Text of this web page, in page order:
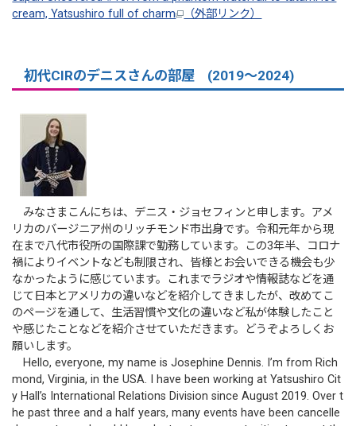
cream, Yatsushiro full of charm
（外部リンク）
初代CIRのデニスさんの部屋 (2019～2024)
みなさまこんにちは、デニス・ジョセフィンと申します。アメ
リカのバージニア州のリッチモンド市出身です。令和元年から現
在まで八代市役所の国際課で勤務しています。この3年半、コロナ
禍によりイベントなども制限され、皆様とお会いできる機会も少
なかったように感じています。これまでラジオや情報誌などを通
じて日本とアメリカの違いなどを紹介してきましたが、改めてこ
のページを通して、生活習慣や文化の違いなど私が体験したこと
や感じたことなどを紹介させていただきます。どうぞよろしくお
願いします。
Hello, everyone, my name is Josephine Dennis. I’m from Rich
mond, Virginia, in the USA. I have been working at Yatsushiro Cit
y Hall’s International Relations Division since August 2019. Over t
he past three and a half years, many events have been cancelle